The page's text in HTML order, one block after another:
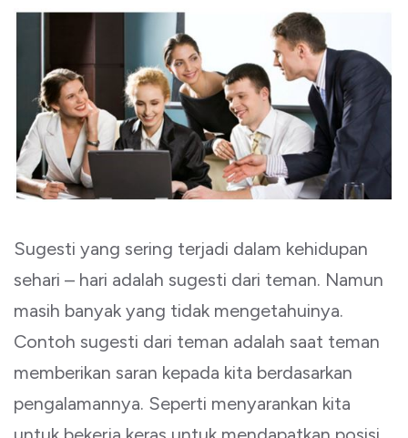
Sugesti yang sering terjadi dalam kehidupan
sehari – hari adalah sugesti dari teman. Namun
masih banyak yang tidak mengetahuinya.
Contoh sugesti dari teman adalah saat teman
memberikan saran kepada kita berdasarkan
pengalamannya. Seperti menyarankan kita